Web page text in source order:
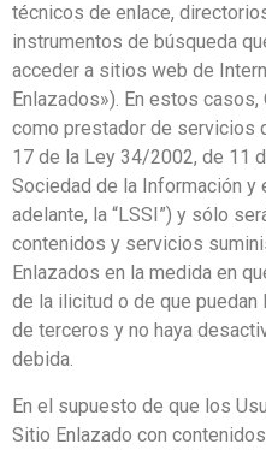
técnicos de enlace,
instrumentos de búsqueda
acceder a sitios web de
Enlazados»). En estos casos,
como prestador de servicios
17 de la Ley 34/2002, de 11
Sociedad de la Información y
adelante, la “LSSI”) y sólo
contenidos y servicios
Enlazados en la medida en
de la ilicitud o de que
de terceros y no haya
debida.
En el supuesto de que los
Sitio Enlazado con